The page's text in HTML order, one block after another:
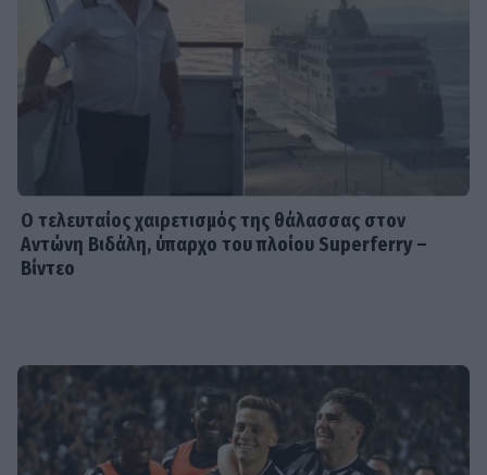
συνειδητοποιημένη από ποτέ... Είμαι
πια τόσο χορτασμένη»
αξεπέραστο σύνολο
αλήθεια
INSIDE STORIES
Ο τελευταίος χαιρετισμός της θάλασσας στον
Αντώνη Βιδάλη, ύπαρχο του πλοίου Superferry –
Βίντεο